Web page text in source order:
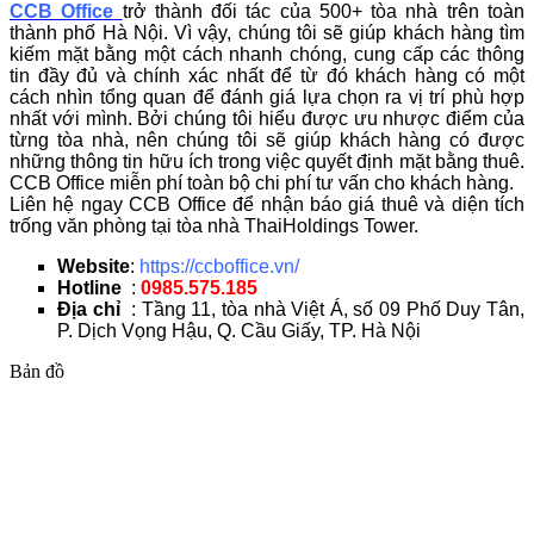
CCB Office trở thành đối tác của 500+ tòa nhà trên toàn
thành phố Hà Nội. Vì vậy, chúng tôi sẽ giúp khách hàng tìm
kiếm mặt bằng một cách nhanh chóng, cung cấp các thông
tin đầy đủ và chính xác nhất để từ đó khách hàng có một
cách nhìn tổng quan để đánh giá lựa chọn ra vị trí phù hợp
nhất với mình. Bởi chúng tôi hiểu được ưu nhược điểm của
từng tòa nhà, nên chúng tôi sẽ giúp khách hàng có được
những thông tin hữu ích trong việc quyết định mặt bằng thuê.
CCB Office miễn phí toàn bộ chi phí tư vấn cho khách hàng.
Liên hệ ngay CCB Office để nhận báo giá thuê và diện tích
trống văn phòng tại tòa nhà ThaiHoldings Tower.
Website: https://ccboffice.vn/
Hotline : 0985.575.185
Địa chỉ : Tầng 11, tòa nhà Việt Á, số 09 Phố Duy Tân,
P. Dịch Vọng Hậu, Q. Cầu Giấy, TP. Hà Nội
Bản đồ